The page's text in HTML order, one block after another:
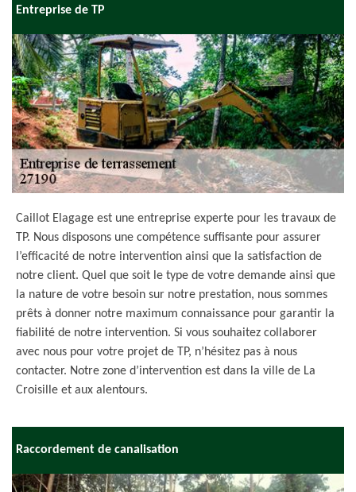
Entreprise de TP
Caillot Elagage est une entreprise experte pour les travaux de
TP. Nous disposons une compétence suffisante pour assurer
l’efficacité de notre intervention ainsi que la satisfaction de
notre client. Quel que soit le type de votre demande ainsi que
la nature de votre besoin sur notre prestation, nous sommes
prêts à donner notre maximum connaissance pour garantir la
fiabilité de notre intervention. Si vous souhaitez collaborer
avec nous pour votre projet de TP, n’hésitez pas à nous
contacter. Notre zone d’intervention est dans la ville de La
Croisille et aux alentours.
Raccordement de canalisation